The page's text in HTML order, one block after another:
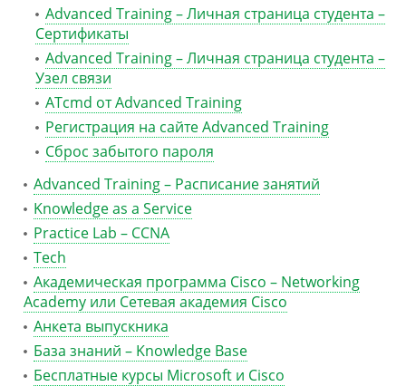
Advanced Training – Личная страница студента –
Сертификаты
Advanced Training – Личная страница студента –
Узел связи
ATcmd от Advanced Training
Регистрация на сайте Advanced Training
Сброс забытого пароля
Advanced Training – Расписание занятий
Knowledge as a Service
Practice Lab – CCNA
Tech
Академическая программа Cisco – Networking
Academy или Сетевая академия Cisco
Анкета выпускника
База знаний – Knowledge Base
Бесплатные курсы Microsoft и Cisco